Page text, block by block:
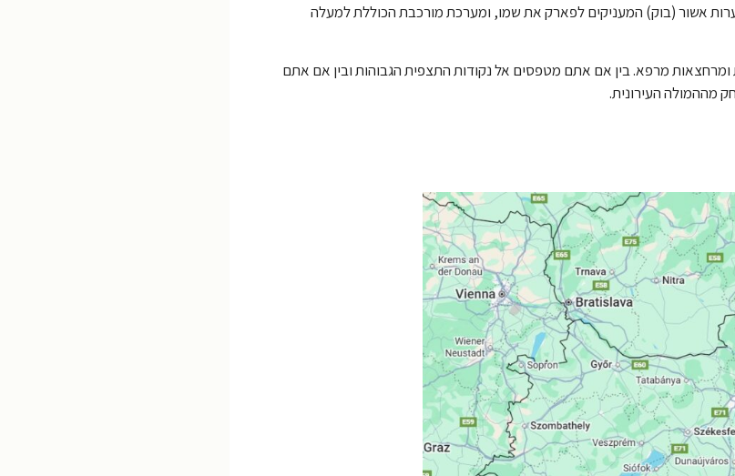
אשור (בוק) המעניקים לפארק את שמו, ומערכת מורכבת הכוללת למעלה
ומרחצאות מרפא. בין אם אתם מטפסים אל נקודות התצפית הגבוהות ובין אם אתם
מההמולה העירונית.